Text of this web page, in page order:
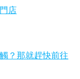
店
？那就趕快前往